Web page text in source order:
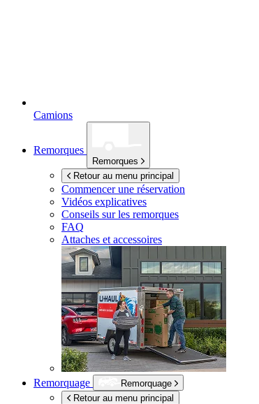
Camions
Remorques
Remorques
Retour au menu principal
Commencer une réservation
Vidéos explicatives
Conseils sur les remorques
FAQ
Attaches et accessoires
Remorquage
Remorquage
Retour au menu principal